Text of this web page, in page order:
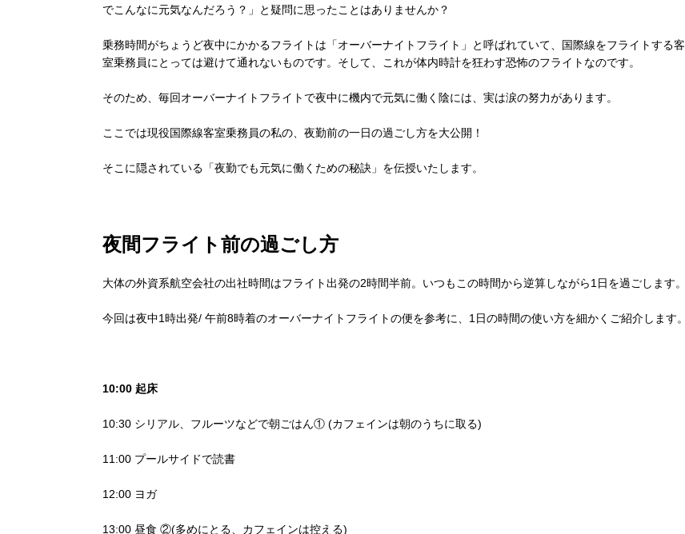
でこんなに元気なんだろう？」と疑問に思ったことはありませんか？
乗務時間がちょうど夜中にかかるフライトは「オーバーナイトフライト」と呼ばれていて、国際線をフライトする客
室乗務員にとっては避けて通れないものです。そして、これが体内時計を狂わす恐怖のフライトなのです。
そのため、毎回オーバーナイトフライトで夜中に機内で元気に働く陰には、実は涙の努力があります。
ここでは現役国際線客室乗務員の私の、夜勤前の一日の過ごし方を大公開！
そこに隠されている「夜勤でも元気に働くための秘訣」を伝授いたします。
夜間フライト前の過ごし方
大体の外資系航空会社の出社時間はフライト出発の2時間半前。いつもこの時間から逆算しながら1日を過ごします。
今回は夜中1時出発/ 午前8時着のオーバーナイトフライトの便を参考に、1日の時間の使い方を細かくご紹介します。
10:00 起床
10:30 シリアル、フルーツなどで朝ごはん① (カフェインは朝のうちに取る)
11:00 プールサイドで読書
12:00 ヨガ
13:00 昼食 ②(多めにとる、カフェインは控える)